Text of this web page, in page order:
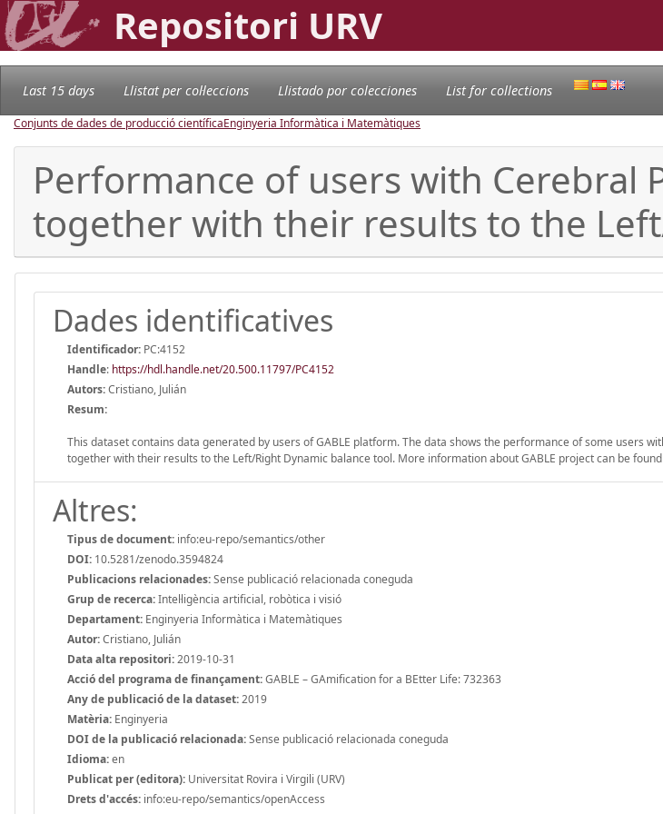
Repositori URV
Last 15 days Llistat per col·leccions Llistado por colecciones List for collections
Conjunts de dades de producció científicaEnginyeria Informàtica i Matemàtiques
Performance of users with Cerebral
together with their results to the
Dades identificatives
Identificador: PC:4152
Handle: https://hdl.handle.net/20.500.11797/PC4152
Autors:Cristiano, Julián
Resum:
This dataset contains data generated by users of GABLE platform. The data shows the performance of some users
together with their results to the Left/Right Dynamic balance tool. More information about GABLE project can be
Altres:
Tipus de document: info:eu-repo/semantics/other
DOI: 10.5281/zenodo.3594824
Publicacions relacionades:Sense publicació relacionada coneguda
Grup de recerca:Intel·ligència artificial, robòtica i visió
Departament: Enginyeria Informàtica i Matemàtiques
Autor:Cristiano, Julián
Data alta repositori:2019-10-31
Acció del programa de finançament:GABLE – GAmification for a BEtter Life: 732363
Any de publicació de la dataset:2019
Matèria: Enginyeria
DOI de la publicació relacionada:Sense publicació relacionada coneguda
Idioma:en
Publicat per (editora): Universitat Rovira i Virgili (URV)
Drets d'accés: info:eu-repo/semantics/openAccess